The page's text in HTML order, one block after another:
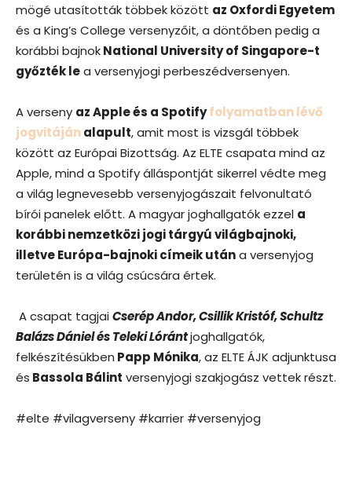
mögé utasították többek között az Oxfordi Egyetem
és a King’s College versenyzőit, a döntőben pedig a
korábbi bajnokNational University of Singapore-t
győzték lea versenyjogi perbeszédversenyen.
A verseny az Apple és a Spotifyfolyamatban lévő
jogvitájánalapult, amit most is vizsgál többek
között az Európai Bizottság. Az ELTE csapata mind az
Apple, mind a Spotify álláspontját sikerrel védte meg
a világ legnevesebb versenyjogászait felvonultató
bírói panelek előtt. A magyar joghallgatók ezzel a
korábbi nemzetközi jogi tárgyú világbajnoki,
illetve Európa-bajnoki címeik utána versenyjog
területén is a világ csúcsára értek.
A csapat tagjaiCserép Andor, Csillik Kristóf, Schultz
Balázs Dániel és Teleki Lórántjoghallgatók,
felkészítésükben Papp Mónika, az ELTE ÁJK adjunktusa
és Bassola Bálint versenyjogi szakjogász vettek részt.
#elte #vilagverseny #karrier #versenyjog